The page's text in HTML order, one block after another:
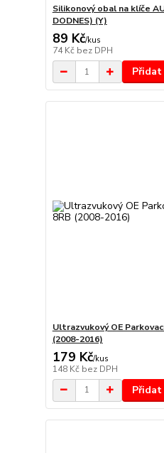
Silikonový obal na klíče
DODNES) (Y)
89 Kč/kus
74 Kč bez DPH
Ultrazvukový OE
(2008-2016)
179 Kč/kus
148 Kč bez DPH